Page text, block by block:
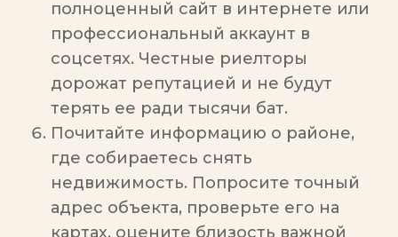
полноценный сайт в интернете или
профессиональный аккаунт в
соцсетях. Честные риелторы
дорожат репутацией и не будут
терять ее ради тысячи бат.
Почитайте информацию о районе,
где собираетесь снять
недвижимость. Попросите точный
адрес объекта, проверьте его на
картах, оцените близость важной